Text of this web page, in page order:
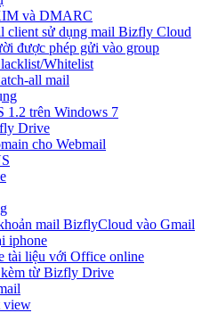
và DMARC
client sử dụng mail Bizfly Cloud
được phép gửi vào group
Whitelist
all mail
1.2 trên Windows 7
Drive
cho Webmail
mail BizflyCloud vào Gmail
iphone
tài liệu với Office online
từ Bizfly Drive
view